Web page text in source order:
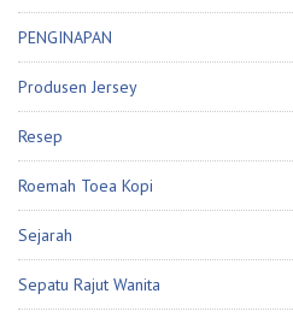
PENGINAPAN
Produsen Jersey
Resep
Roemah Toea Kopi
Sejarah
Sepatu Rajut Wanita